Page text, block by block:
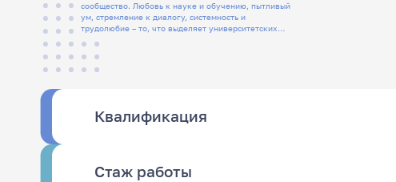
сообщество. Любовь к науке и обучению, пытливый
ум, стремление к диалогу, системность и
трудолюбие – то, что выделяет университетских
Квалификация
Стаж работы